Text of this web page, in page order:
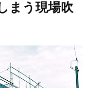
まう現場吹